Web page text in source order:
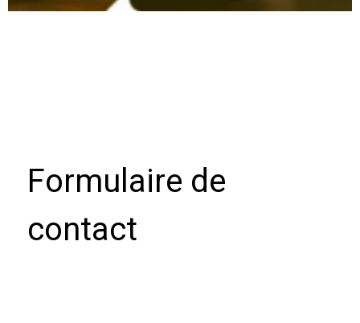
Formulaire de
contact